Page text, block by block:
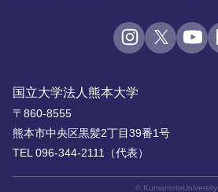
国立大学法人熊本大学
〒860-8555
熊本市中央区黒髪2丁目39番1号
TEL 096-344-2111（代表）
© KumamotoUniversity